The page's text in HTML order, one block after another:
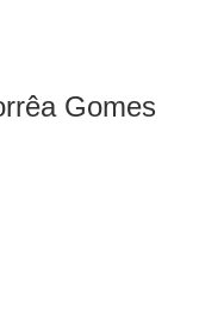
Gomes